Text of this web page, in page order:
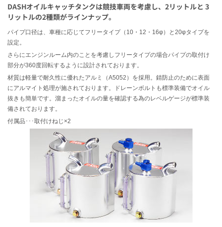
DASHオイルキャッチタンクは競技車両を考慮し、2リットルと 3
リットルの2種類がラインナップ。
パイプ口径は、車種に応じてフリータイプ（10・12・16φ）と20φタイプを
設定。
さらにエンジンルーム内のことを考慮しフリータイプの場合パイプの取付け
部分が360度回転するように設計されております。
材質は軽量で耐久性に優れたアルミ（A5052）を採用。錆防止のために表面
にアルマイト処理が施されております。ドレーンボルトも標準装備でオイル
抜きも簡単です。溜まったオイルの量を確認する為のレベルゲージが標準装
備されております。
付属品･･･取付けねじ×2